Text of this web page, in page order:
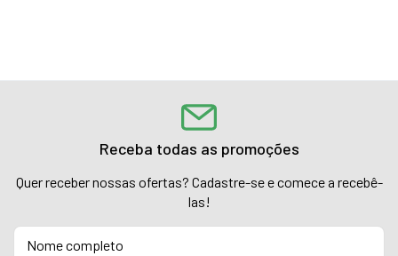
Receba todas as promoções
Quer receber nossas ofertas? Cadastre-se e comece a recebê-
las!